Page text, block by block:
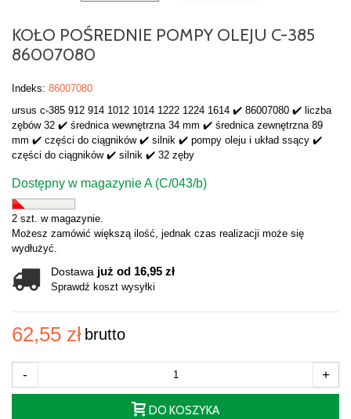
KOŁO POŚREDNIE POMPY OLEJU C-385
86007080
Indeks: 86007080
ursus c-385 912 914 1012 1014 1222 1224 1614 ✔️ 86007080 ✔️ liczba
zębów 32 ✔️ średnica wewnętrzna 34 mm ✔️ średnica zewnętrzna 89
mm ✔️ części do ciągników ✔️ silnik ✔️ pompy oleju i układ ssący ✔️
części do ciągników ✔️ silnik ✔️ 32 zęby
Dostępny w magazynie A (C/043/b)
2 szt. w magazynie.
Możesz zamówić większą ilość, jednak czas realizacji może się
wydłużyć.
Dostawa już od 16,95 zł
Sprawdź koszt wysyłki
62,55 zł brutto
- +
DO KOSZYKA